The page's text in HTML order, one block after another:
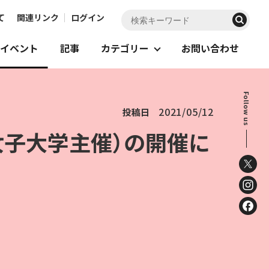
関連リンク ログイン
イベント 記事 カテゴリー お問い合わせ
投稿日 2021/05/12
大学主催）の開催に
Follow us